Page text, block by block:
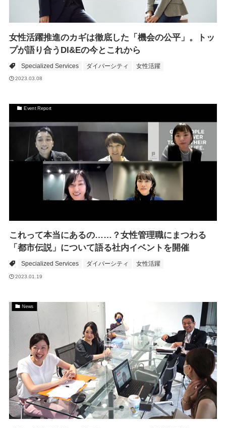
女性活躍推進のカギは徹底した「機会の公平」。トッ
プが語り合うDI&Eの今とこれから
Specialized Services ダイバーシティ 女性活躍
2023.03.08
Event Report
これって本当にあるの……？女性管理職にまつわる
「都市伝説」について語る社内イベントを開催
Specialized Services ダイバーシティ 女性活躍
2023.01.19
News